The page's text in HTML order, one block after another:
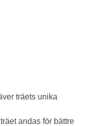
träets unika
andas för bättre